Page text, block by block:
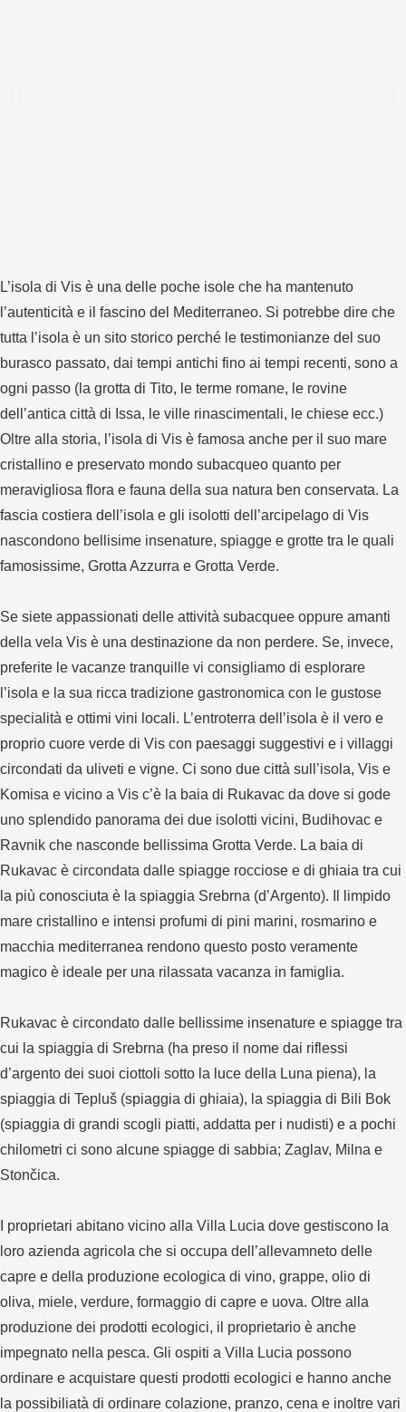
L’isola di Vis è una delle poche isole che ha mantenuto
l’autenticità e il fascino del Mediterraneo. Si potrebbe dire che
tutta l’isola è un sito storico perché le testimonianze del suo
burasco passato, dai tempi antichi fino ai tempi recenti, sono a
ogni passo (la grotta di Tito, le terme romane, le rovine
dell’antica città di Issa, le ville rinascimentali, le chiese ecc.)
Oltre alla storia, l’isola di Vis è famosa anche per il suo mare
cristallino e preservato mondo subacqueo quanto per
meravigliosa flora e fauna della sua natura ben conservata. La
fascia costiera dell’isola e gli isolotti dell’arcipelago di Vis
nascondono bellisime insenature, spiagge e grotte tra le quali
famosissime, Grotta Azzurra e Grotta Verde.
Se siete appassionati delle attività subacquee oppure amanti
della vela Vis è una destinazione da non perdere. Se, invece,
preferite le vacanze tranquille vi consigliamo di esplorare
l’isola e la sua ricca tradizione gastronomica con le gustose
specialità e ottimi vini locali. L’entroterra dell’isola è il vero e
proprio cuore verde di Vis con paesaggi suggestivi e i villaggi
circondati da uliveti e vigne. Ci sono due città sull’isola, Vis e
Komisa e vicino a Vis c’è la baia di Rukavac da dove si gode
uno splendido panorama dei due isolotti vicini, Budihovac e
Ravnik che nasconde bellissima Grotta Verde. La baia di
Rukavac è circondata dalle spiagge rocciose e di ghiaia tra cui
la più conosciuta è la spiaggia Srebrna (d’Argento). Il limpido
mare cristallino e intensi profumi di pini marini, rosmarino e
macchia mediterranea rendono questo posto veramente
magico è ideale per una rilassata vacanza in famiglia.
Rukavac è circondato dalle bellissime insenature e spiagge tra
cui la spiaggia di Srebrna (ha preso il nome dai riflessi
d’argento dei suoi ciottoli sotto la luce della Luna piena), la
spiaggia di Tepluš (spiaggia di ghiaia), la spiaggia di Bili Bok
(spiaggia di grandi scogli piatti, addatta per i nudisti) e a pochi
chilometri ci sono alcune spiagge di sabbia; Zaglav, Milna e
Stončica.
I proprietari abitano vicino alla Villa Lucia dove gestiscono la
loro azienda agricola che si occupa dell’allevamneto delle
capre e della produzione ecologica di vino, grappe, olio di
oliva, miele, verdure, formaggio di capre e uova. Oltre alla
produzione dei prodotti ecologici, il proprietario è anche
impegnato nella pesca. Gli ospiti a Villa Lucia possono
ordinare e acquistare questi prodotti ecologici e hanno anche
la possibiliatà di ordinare colazione, pranzo, cena e inoltre vari